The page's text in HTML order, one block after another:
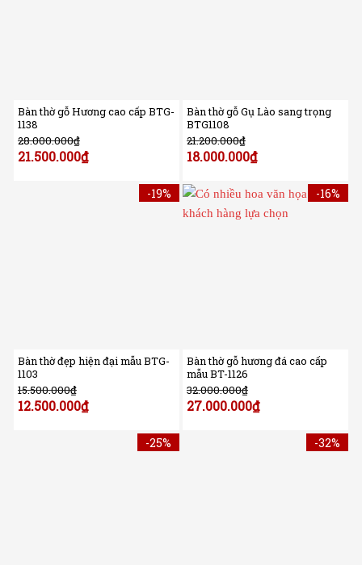
Bàn thờ gỗ Hương cao cấp BTG-
1138
28.000.000₫
21.500.000₫
Bàn thờ gỗ Gụ Lào sang trọng
BTG1108
21.200.000₫
18.000.000₫
-19%
Bàn thờ đẹp hiện đại mẫu BTG-
1103
15.500.000₫
12.500.000₫
-16%
Bàn thờ gỗ hương đá cao cấp
mẫu BT-1126
32.000.000₫
27.000.000₫
-25% -32%